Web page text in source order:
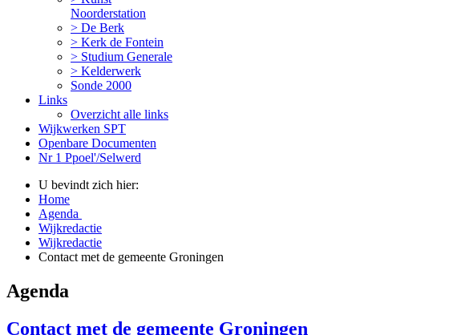
Noorderstation
> De Berk
> Kerk de Fontein
> Studium Generale
> Kelderwerk
Sonde 2000
Links
Overzicht alle links
Wijkwerken SPT
Openbare Documenten
Nr 1 Ppoel'/Selwerd
U bevindt zich hier:
Home
Agenda
Wijkredactie
Wijkredactie
Contact met de gemeente Groningen
Agenda
Contact met de gemeente Groningen